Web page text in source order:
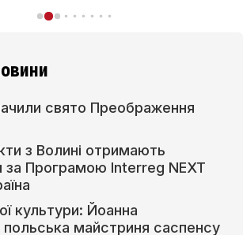
свято Преображення
з Волині отримають
за Програмою Interreg NEXT
культури: Йоанна
майстриня саспенсу